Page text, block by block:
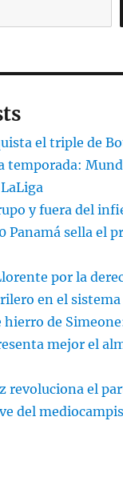
el triple de
temporada:
y fuera del
Panamá sella el
por la
en el
hierro de
mejor el
revoluciona el
del